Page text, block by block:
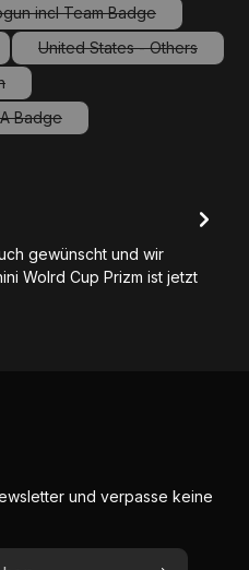
incl Team Badge
Option ist zurzeit nicht verfügbar.)
zurzeit nicht verfügbar.)
United States - Others
(Diese Option ist
verfügbar.)
Option ist zurzeit nicht verfügbar.)
Badge
ist zurzeit nicht verfügbar.)
gewünscht und wir
Wolrd Cup Prizm ist jetzt
und verpasse keine